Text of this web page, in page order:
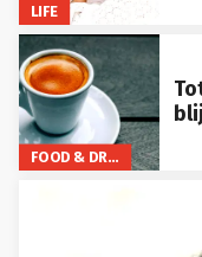
LIFE
FOOD & DRINKS